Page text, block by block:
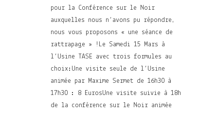
pour la Conférence sur le Noir
auxquelles nous n’avons pu répondre,
nous vous proposons « une séance de
rattrapage » !Le Samedi 15 Mars à
l’Usine TASE avec trois formules au
choix:Une visite seule de l’Usine
animée par Maxime Sermet de 16h30 à
17h30 : 8 EurosUne visite suivie à 18h
de la conférence sur le Noir animée